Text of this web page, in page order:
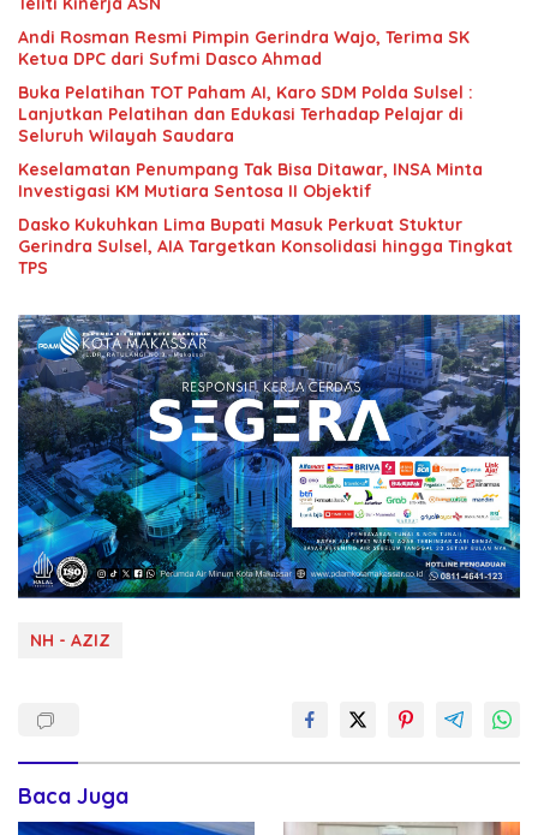
Andi Rosman Resmi Pimpin Gerindra Wajo, Terima SK
Ketua DPC dari Sufmi Dasco Ahmad
Buka Pelatihan TOT Paham AI, Karo SDM Polda Sulsel :
Lanjutkan Pelatihan dan Edukasi Terhadap Pelajar di
Seluruh Wilayah Saudara
Keselamatan Penumpang Tak Bisa Ditawar, INSA Minta
Investigasi KM Mutiara Sentosa II Objektif
Dasko Kukuhkan Lima Bupati Masuk Perkuat Stuktur
Gerindra Sulsel, AIA Targetkan Konsolidasi hingga Tingkat
TPS
NH - AZIZ
Baca Juga